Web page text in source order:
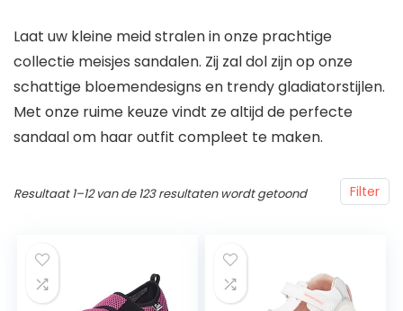
Laat uw kleine meid stralen in onze prachtige
collectie meisjes sandalen. Zij zal dol zijn op onze
schattige bloemendesigns en trendy gladiatorstijlen.
Met onze ruime keuze vindt ze altijd de perfecte
sandaal om haar outfit compleet te maken.
Filter
Resultaat 1–12 van de 123 resultaten wordt getoond